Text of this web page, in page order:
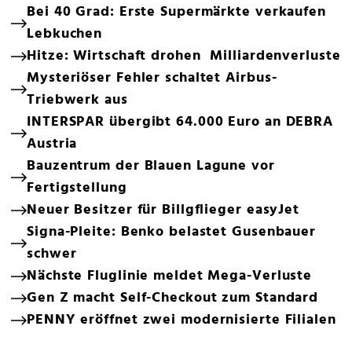
Bei 40 Grad: Erste Supermärkte verkaufen
Lebkuchen
Hitze: Wirtschaft drohen Milliardenverluste
Mysteriöser Fehler schaltet Airbus-
Triebwerk aus
INTERSPAR übergibt 64.000 Euro an DEBRA
Austria
Bauzentrum der Blauen Lagune vor
Fertigstellung
Neuer Besitzer für Billgflieger easyJet
Signa-Pleite: Benko belastet Gusenbauer
schwer
Nächste Fluglinie meldet Mega-Verluste
Gen Z macht Self-Checkout zum Standard
PENNY eröffnet zwei modernisierte Filialen